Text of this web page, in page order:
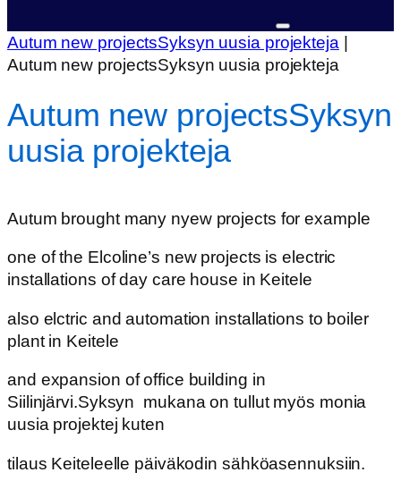
Autum new projectsSyksyn uusia projekteja
Autum new projectsSyksyn uusia projekteja
Autum new projectsSyksyn
uusia projekteja
Autum brought many nyew projects for example
one of the Elcoline’s new projects is electric
installations of day care house in Keitele
also elctric and automation installations to boiler
plant in Keitele
and expansion of office building in
Siilinjärvi.Syksyn mukana on tullut myös monia
uusia projektej kuten
tilaus Keiteleelle päiväkodin sähköasennuksiin.